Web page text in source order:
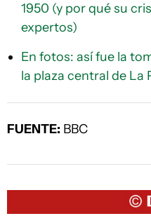
1950 (y por qué su
expertos)
En fotos: así fue la
la plaza central de La
FUENTE: BBC